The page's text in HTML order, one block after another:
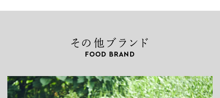
その他ブランド
FOOD BRAND